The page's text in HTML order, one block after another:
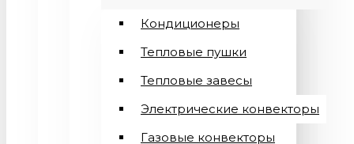
Кондиционеры
Teпловые пушки
Тепловые завесы
Электрические конвекторы
Газовые конвекторы